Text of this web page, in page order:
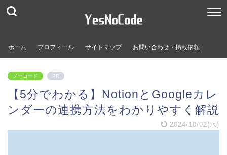
ホーム プロフィール サイトマップ お問い合わせ・掲載依頼
ノーコード PR
【5分でわかる】NotionとGoogleカレ
ンダーの連携方法をわかりやすく解説
2024/10/02(水)